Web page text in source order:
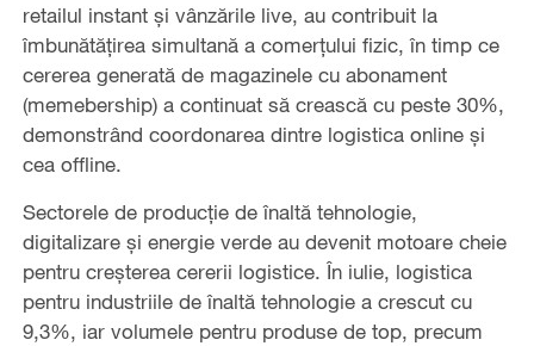
retailul instant și vânzările live, au contribuit la
îmbunătățirea simultană a comerțului fizic, în timp ce
cererea generată de magazinele cu abonament
(memebership) a continuat să crească cu peste 30%,
demonstrând coordonarea dintre logistica online și
cea offline.
Sectorele de producție de înaltă tehnologie,
digitalizare și energie verde au devenit motoare cheie
pentru creșterea cererii logistice. În iulie, logistica
pentru industriile de înaltă tehnologie a crescut cu
9,3%, iar volumele pentru produse de top, precum